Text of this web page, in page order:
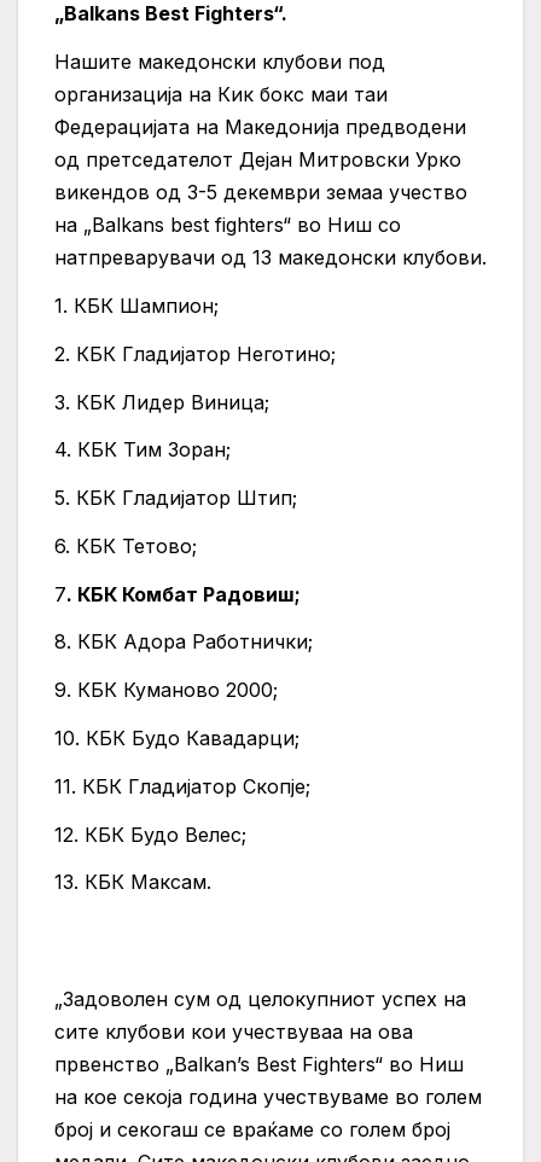
„Balkans Best Fighters“.
Нашите македонски клубови под
организација на Кик бокс маи таи
Федерацијата на Македонија предводени
од претседателот Дејан Митровски Урко
викендов од 3-5 декември земаа учество
на „Balkans best fighters“ во Ниш со
натпреварувачи од 13 македонски клубови.
1. КБК Шампион;
2. КБК Гладијатор Неготино;
3. КБК Лидер Виница;
4. КБК Тим Зоран;
5. КБК Гладијатор Штип;
6. КБК Тетово;
7. КБК Комбат Радовиш;
8. КБК Адора Работнички;
9. КБК Куманово 2000;
10. КБК Будо Кавадарци;
11. КБК Гладијатор Скопје;
12. КБК Будо Велес;
13. КБК Максам.
„Задоволен сум од целокупниот успех на
сите клубови кои учествуваа на ова
првенство „Balkan’s Best Fighters“ во Ниш
на кое секоја година учествуваме во голем
број и секогаш се враќаме со голем број